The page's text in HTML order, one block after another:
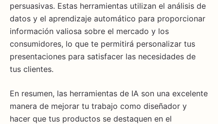
persuasivas. Estas herramientas utilizan el análisis de
datos y el aprendizaje automático para proporcionar
información valiosa sobre el mercado y los
consumidores, lo que te permitirá personalizar tus
presentaciones para satisfacer las necesidades de
tus clientes.
En resumen, las herramientas de IA son una excelente
manera de mejorar tu trabajo como diseñador y
hacer que tus productos se destaquen en el